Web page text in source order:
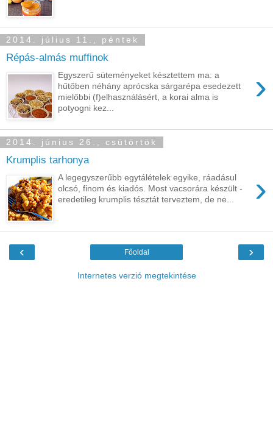
2014. július 11., péntek
Répás-almás muffinok
›
Egyszerű süteményeket késztettem ma: a
hűtőben néhány aprócska sárgarépa esedezett
mielőbbi (f)elhasználásért, a korai alma is
potyogni kez...
2014. június 26., csütörtök
Krumplis tarhonya
›
A legegyszerűbb egytálételek egyike, ráadásul
olcsó, finom és kiadós. Most vacsorára készült -
eredetileg krumplis tésztát terveztem, de ne...
‹ ›
Főoldal
Internetes verzió megtekintése